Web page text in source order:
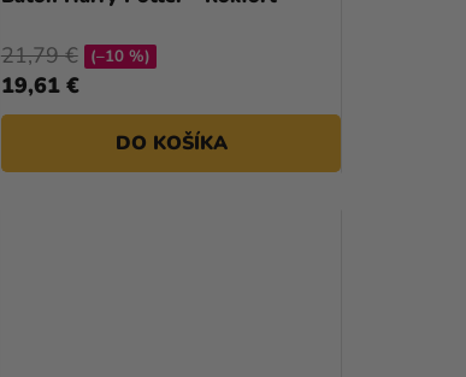
19,61 €
21,79 € (–10 %)
DO KOŠÍKA